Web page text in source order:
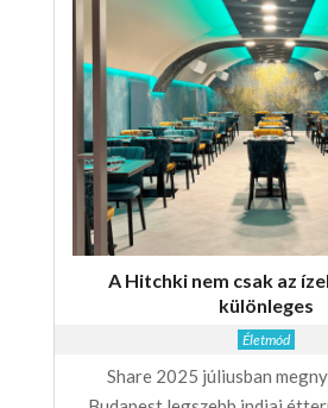
A Hitchki nem csak az
különleges
Életmód
Share 2025 júliusban